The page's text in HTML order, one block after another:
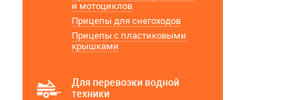
и мотоциклов
Прицепы для снегоходов
Прицепы с пластиковыми
крышками
Для перевозки водной
техники